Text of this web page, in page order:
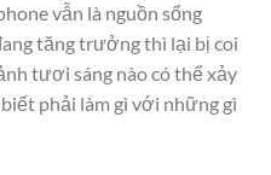
vẫn là nguồn sống
tăng trưởng thì lại bị coi
tươi sáng nào có thể xảy
phải làm gì với những gì